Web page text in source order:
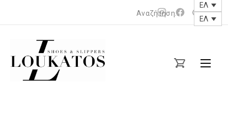
Νέο
παράθυρο
Νέο
παράθυρο
ΕΛ
ΕΛ
loukatos-
shoes.gr